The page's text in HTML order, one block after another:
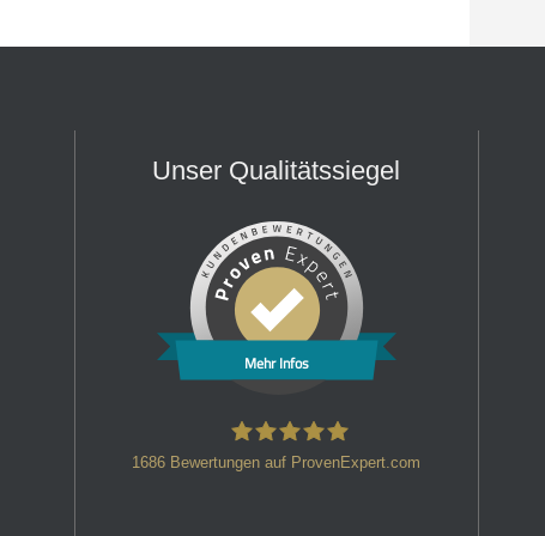
Unser Qualitätssiegel
Mehr Infos
1686 Bewertungen auf ProvenExpert.com